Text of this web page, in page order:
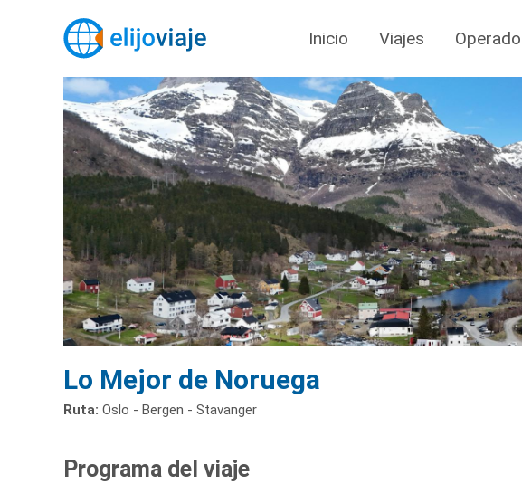
Inicio Viajes
Lo Mejor de Noruega
Ruta: Oslo - Bergen - Stavanger
Programa del viaje